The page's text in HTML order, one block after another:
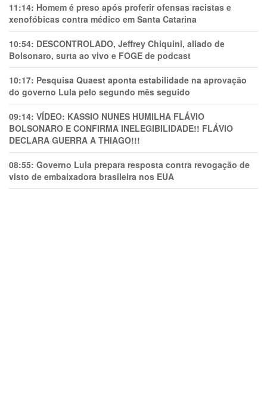
11:14: Homem é preso após proferir ofensas racistas e
xenofóbicas contra médico em Santa Catarina
10:54: DESCONTROLADO, Jeffrey Chiquini, aliado de
Bolsonaro, surta ao vivo e FOGE de podcast
10:17: Pesquisa Quaest aponta estabilidade na aprovação
do governo Lula pelo segundo mês seguido
09:14: VÍDEO: KASSIO NUNES HUMlLHA FLÁVIO
BOLSONARO E CONFIRMA INELEGIBILIDADE!! FLÁVIO
DECLARA GUERRA A THIAGO!!!
08:55: Governo Lula prepara resposta contra revogação de
visto de embaixadora brasileira nos EUA